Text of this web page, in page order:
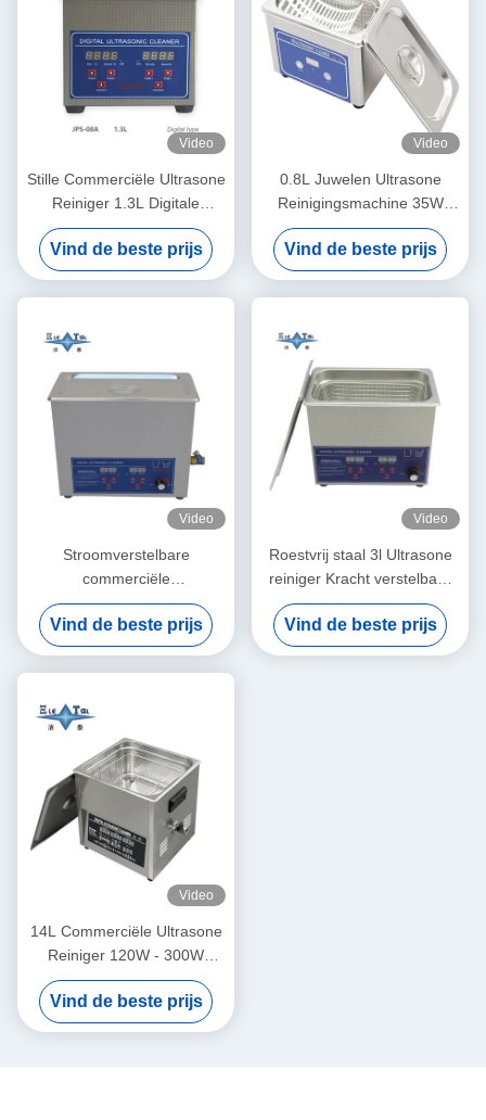
Video
Stille Commerciële Ultrasone
Reiniger 1.3L Digitale
Ultrasone
Reinigingsmachine 60W Met
Meervoudige Versnellingstijd
Vind de beste prijs
Video
0.8L Juwelen Ultrasone
Reinigingsmachine 35W
Brillen Ultrasone Reiniger
Vind de beste prijs
Video
Stroomverstelbare
commerciële
ultrasoonreiniger 6L Digitale
ultrasoonreinigers 70W -
180W
Vind de beste prijs
Video
Roestvrij staal 3l Ultrasone
reiniger Kracht verstelbaar
Kleine Ultrasone reinigers
Intelligente
Vind de beste prijs
Video
14L Commerciële Ultrasone
Reiniger 120W - 300W
Slimme Ultrasone Reiniger
Vind de beste prijs